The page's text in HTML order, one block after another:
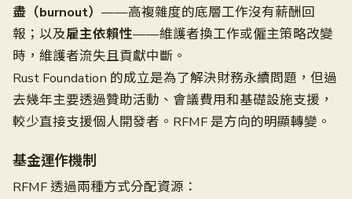
盡（burnout） ——高複雜度的底層工作沒有薪酬回
報；以及雇主依賴性——維護者換工作或僱主策略改變
時，維護者流失且貢獻中斷。
Rust Foundation 的成立是為了解決財務永續問題，但過
去幾年主要透過贊助活動、會議費用和基礎設施支援，
較少直接支援個人開發者。RFMF 是方向的明顯轉變。
基金運作機制
RFMF 透過兩種方式分配資源：